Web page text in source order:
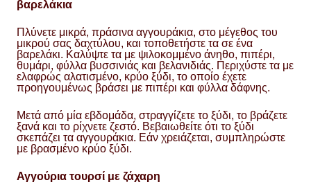
βαρελάκια
Πλύνετε μικρά, πράσινα αγγουράκια, στο μέγεθος του
μικρού σας δαχτύλου, και τοποθετήστε τα σε ένα
βαρελάκι. Καλύψτε τα με ψιλοκομμένο άνηθο, πιπέρι,
θυμάρι, φύλλα βυσσινιάς και βελανιδιάς. Περιχύστε τα με
ελαφρώς αλατισμένο, κρύο ξύδι, το οποίο έχετε
προηγουμένως βράσει με πιπέρι και φύλλα δάφνης.
Μετά από μία εβδομάδα, στραγγίζετε το ξύδι, το βράζετε
ξανά και το ρίχνετε ζεστό. Βεβαιωθείτε ότι το ξύδι
σκεπάζει τα αγγουράκια. Εάν χρειάζεται, συμπληρώστε
με βρασμένο κρύο ξύδι.
Αγγούρια τουρσί με ζάχαρη